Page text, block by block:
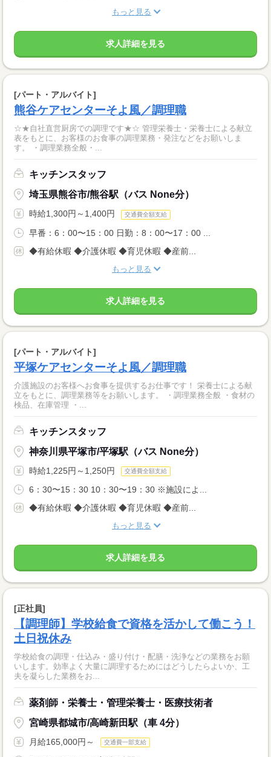
もっと見る
求人詳細を見る
[パート・アルバイト]
熊谷ケアセンターそよ風／調理職
☆★自社直営厨房での調理です★☆ 管理栄養士・栄養士による献立
表をもとに、お客様のお食事の調理業務・発注などをお願いしま
す。 ・調理業務全般・...
キッチンスタッフ
埼玉県熊谷市/熊谷駅（バス None分）
時給1,300円～1,400円 交通費全額支給
早番：6：00〜15：00 日勤：8：00〜17：00 ...
◆有給休暇 ◆介護休暇 ◆育児休暇 ◆産前...
もっと見る
求人詳細を見る
[パート・アルバイト]
平塚ケアセンターそよ風／調理職
介護施設のお客様へお食事を提供するお仕事です！ 栄養士による献
立をもとに、調理業務等をお願いします。 ・調理業務全般 ・食材の
検品、在庫管理 ・...
キッチンスタッフ
神奈川県平塚市/平塚駅（バス None分）
時給1,225円～1,250円 交通費全額支給
6：30〜15：30 10：30〜19：30 ※施設によ...
◆有給休暇 ◆介護休暇 ◆育児休暇 ◆産前...
もっと見る
求人詳細を見る
[正社員]
【調理師】学校給食で資格を活かして働こう！
土日祝休み
学校給食の調理・仕込み・盛り付け・配膳・洗浄などの業務をお願
いします。効率よく大量に調理するためにはどうしたらよいか、工
夫を凝らした業務をお...
薬剤師・栄養士・管理栄養士・医療技術者
宮崎県都城市/高崎新田駅（車 4分）
月給165,000円～ 交通費一部支給